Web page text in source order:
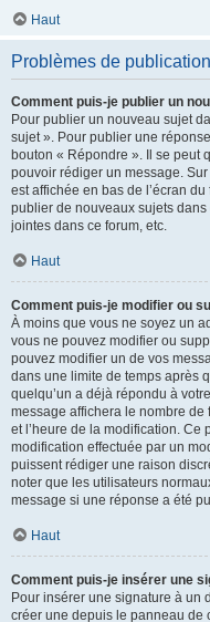
Haut
Problèmes de publication
Comment puis-je publier un
Pour publier un nouveau sujet
sujet ». Pour publier une
bouton « Répondre ». Il se peut
pouvoir rédiger un message.
est affichée en bas de l’écran
publier de nouveaux sujets
jointes dans ce forum, etc.
Haut
Comment puis-je modifier ou
À moins que vous ne soyez un
vous ne pouvez modifier ou
pouvez modifier un de vos
dans une limite de temps après
quelqu’un a déjà répondu à
message affichera le nombre de
et l’heure de la modification. Ce
modification effectuée par un
puissent rédiger une raison
noter que les utilisateurs
message si une réponse a été
Haut
Comment puis-je insérer une
Pour insérer une signature à un
créer une depuis le panneau de